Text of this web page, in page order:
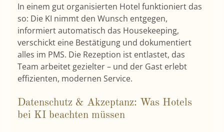
In einem gut organisierten Hotel funktioniert das
so: Die KI nimmt den Wunsch entgegen,
informiert automatisch das Housekeeping,
verschickt eine Bestätigung und dokumentiert
alles im PMS. Die Rezeption ist entlastet, das
Team arbeitet gezielter – und der Gast erlebt
effizienten, modernen Service.
Datenschutz & Akzeptanz: Was Hotels
bei KI beachten müssen